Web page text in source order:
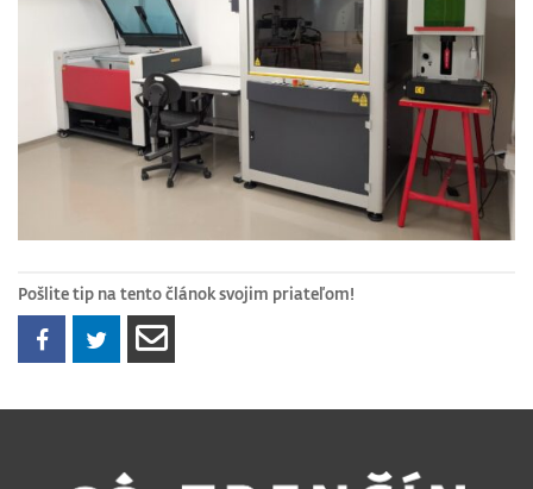
Pošlite tip na tento článok svojim priateľom!